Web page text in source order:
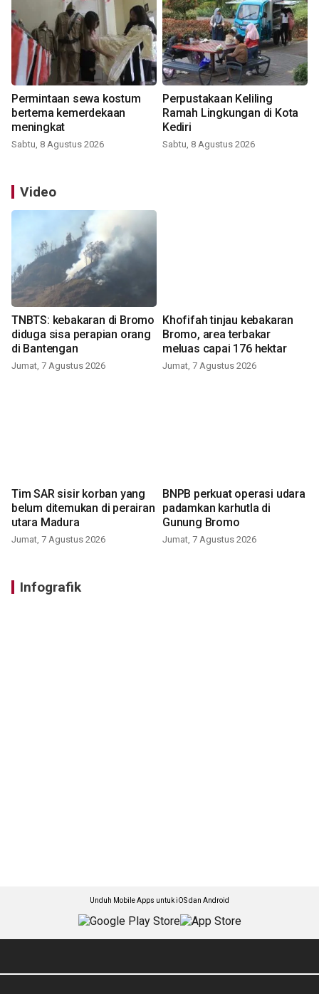
Permintaan sewa kostum
bertema kemerdekaan
meningkat
Sabtu, 8 Agustus 2026
Perpustakaan Keliling
Ramah Lingkungan di Kota
Kediri
Sabtu, 8 Agustus 2026
Video
TNBTS: kebakaran di Bromo
diduga sisa perapian orang
di Bantengan
Jumat, 7 Agustus 2026
Khofifah tinjau kebakaran
Bromo, area terbakar
meluas capai 176 hektar
Jumat, 7 Agustus 2026
Tim SAR sisir korban yang
belum ditemukan di perairan
utara Madura
Jumat, 7 Agustus 2026
BNPB perkuat operasi udara
padamkan karhutla di
Gunung Bromo
Jumat, 7 Agustus 2026
Infografik
Unduh Mobile Apps untuk iOS dan Android